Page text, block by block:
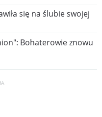
się na ślubie swojej
Bohaterowie znowu